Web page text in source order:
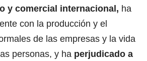
y comercial internacional, ha
con la producción y el
de las empresas y la vida
personas, y ha perjudicado a